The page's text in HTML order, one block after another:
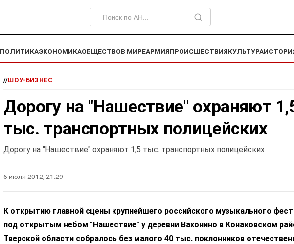
ПОЛИТИКАЭКОНОМИКАОБЩЕСТВОВ МИРЕАРМИЯПРОИСШЕСТВИЯКУЛЬТУРА
//ШОУ-БИЗНЕС
Дорогу на "Нашествие" охраняют
тыс. транспортных полицейских
Дорогу на "Нашествие" охраняют 1,5 тыс. транспортных полицейских
6 июля 2012, 21:29
К открытию главной сцены крупнейшего российского музыкального
под открытым небом "Нашествие" у деревни Вахонино в Конаковском
Тверской области собралось без малого 40 тыс. поклонников